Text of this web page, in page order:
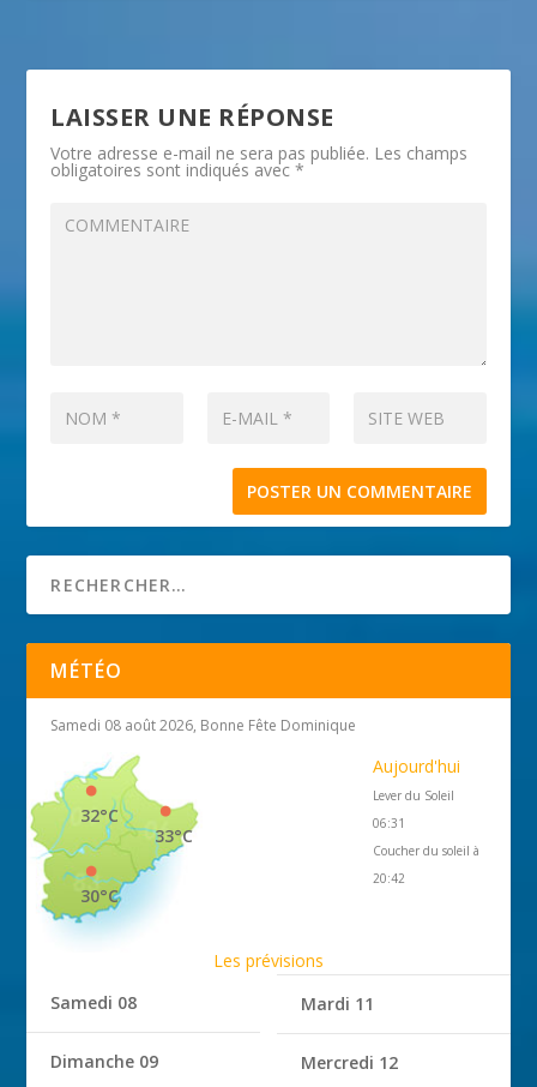
LAISSER UNE RÉPONSE
Votre adresse e-mail ne sera pas publiée. Les champs
obligatoires sont indiqués avec*
MÉTÉO
Samedi 08 août 2026, Bonne Fête Dominique
33°C
32°C
30°C
Aujourd'hui
Lever du Soleil
06:31
Coucher du soleil à
20:42
Les prévisions
Samedi 08
Dimanche 09
Mardi 11
Mercredi 12